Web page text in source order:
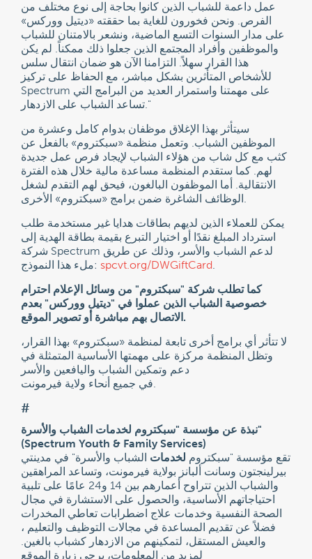
عمل داعمة للشباب الذين كانوا بحاجة إلى نوع مختلف من
الفرص. ونحن فخورون للغاية بما حققته «ديتيل ووركس»
على مدار السنوات التسع الماضية، ونشعر بالامتنان للشباب
والموظفين وأفراد المجتمع الذين جعلوا ذلك ممكناً. لم يكن
هذا القرار سهلاً. التزامنا الآن هو ضمان انتقال سلس
للأشخاص المتأثرين بشكل مباشر، مع الحفاظ على تركيز
Spectrum على مهمتنا واستمرار العديد من البرامج التي
تساعد الشباب على الازدهار."
سيتأثر بهذا الإغلاق موظفان بدوام كامل وعشرة من
الموظفين الشباب. وتعمل منظمة «سبكتروم» بالفعل عن
كثب مع كل شاب من هؤلاء الشباب لإيجاد فرص عمل جديدة
لهم. كما ستقدم المنظمة مساعدة مالية خلال هذه الفترة
الانتقالية. أما الموظفون البالغون، فيحق لهم التقدم لشغل
الوظائف الشاغرة ضمن برامج «سبكتروم» الأخرى.
يمكن للعملاء الذين لديهم بطاقات هدايا غير مستخدمة طلب
استرداد المبلغ نقدًا أو اختيار التبرع بقيمة بطاقة الهدية إلى
شركة Spectrum لدعم الشباب والأسر، وذلك عن طريق
ملء هذا النموذج: spcvt.org/DWGiftCard.
كما تطلب شركة "سبكتروم" من وسائل الإعلام احترام
خصوصية الشباب الذين عملوا في "ديتيل ووركس" بعدم
الاتصال بهم مباشرة أو تصوير الموقع.
لا تتأثر أي برامج أخرى تابعة لمنظمة «سبكتروم» بهذا القرار،
وتظل المنظمة مركزة على مهمتها الأساسية المتمثلة في
دعم وتمكين الشباب واليافعين والأسر
في جميع أنحاء ولاية فيرمونت.
#
نبذة عن مؤسسة "سبكتروم لخدمات الشباب والأسرة"
(Spectrum Youth & Family Services)
تقع مؤسسة "سبكتروم لخدمات الشباب والأسرة" في مدينتي
بيرلينجتون وسانت ألبانز بولاية فيرمونت، وتساعد المراهقين
والشباب الذين تتراوح أعمارهم بين 14 و24 عامًا على تلبية
احتياجاتهم الأساسية، والحصول على الاستشارة في مجال
الصحة النفسية وخدمات علاج اضطرابات تعاطي المخدرات
، فضلاً عن تقديم المساعدة في مجالات التوظيف والتعليم
والعيش المستقل، لتمكينهم من الازدهار كشباب بالغين.
لمزيد من المعلومات، يرجى زيارة الموقع